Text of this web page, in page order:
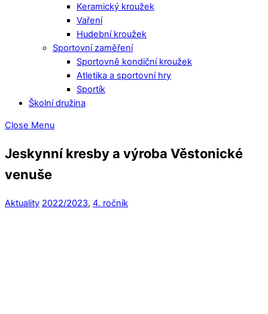
Keramický kroužek
Vaření
Hudební kroužek
Sportovní zaměření
Sportovně kondiční kroužek
Atletika a sportovní hry
Sportík
Školní družina
Close Menu
Jeskynní kresby a výroba Věstonické
venuše
Aktuality 2022/2023, 4. ročník